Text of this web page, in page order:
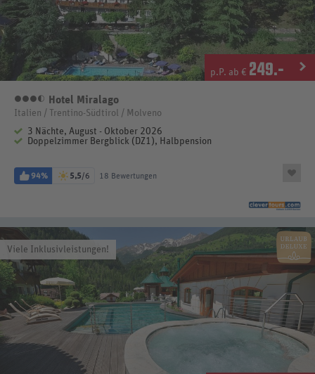
p.P. ab € 249.-
3,5 Sterne
Hotel Miralago
Italien / Trentino-Südtirol / Molveno
3 Nächte, August - Oktober 2026
Doppelzimmer Bergblick (DZ1), Halbpension
94% 5,5/6 18 Bewertungen
Viele Inklusivleistungen!